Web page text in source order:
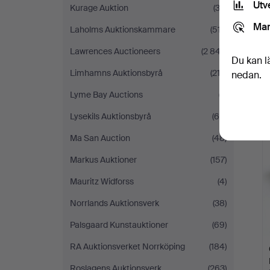
Kurage Auktion
(33)
Laholms Auktionskammare
(517)
Lawrences Auctioneers
(2 847)
Limhamns Auktionsbyrå
(213)
Lyme Bay Auctions
(7)
Lysekils Auktionsbyrå
(60)
Ma San Auction
(48)
Markus Auktioner
(157)
Mauritz Widforss
(4)
Norrlands Auktionsverk
(38)
Palsgaard Kunstauktioner
(69)
RA Auktionsverket Norrköping
(184)
Du kan
nedan.